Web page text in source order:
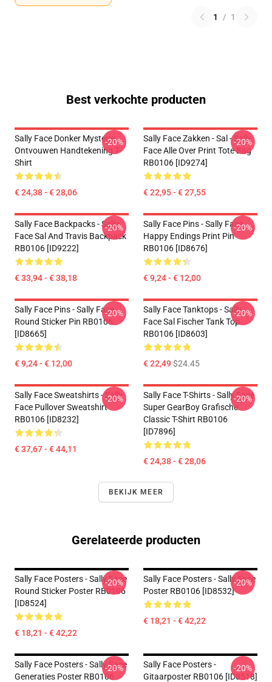
1 / 1
Best verkochte producten
Sally Face Donker Mysterie
Ontvouwen Handtekening T-
Shirt
€ 24,38 - € 28,06
-20%
Sally Face Zakken - Sal - Sally
Face Alle Over Print Tote Bag
RB0106 [ID9274]
€ 22,95 - € 27,55
-20%
Sally Face Backpacks - Sally
Face Sal And Travis Backpack
RB0106 [ID9222]
€ 33,94 - € 38,18
-20%
Sally Face Pins - Sally Face
Happy Endings Print Pin
RB0106 [ID8676]
€ 9,24 - € 12,00
-20%
Sally Face Pins - Sally Face
Round Sticker Pin RB0106
[ID8665]
€ 9,24 - € 12,00
-20%
Sally Face Tanktops - Sally
Face Sal Fischer Tank Top
RB0106 [ID8603]
€ 22,49$24.45
-20%
Sally Face Sweatshirts - Sally
Face Pullover Sweatshirt
RB0106 [ID8232]
€ 37,67 - € 44,11
-20%
Sally Face T-Shirts - Sally Face
Super GearBoy Grafische
Classic T-Shirt RB0106
[ID7896]
€ 24,38 - € 28,06
-20%
BEKIJK MEER
Gerelateerde producten
Sally Face Posters - Sally Face
Round Sticker Poster RB0106
[ID8524]
€ 18,21 - € 42,22
-20%
Sally Face Posters - Sally Face
Poster RB0106 [ID8532]
€ 18,21 - € 42,22
-20%
Sally Face Posters - Sally Face
Generaties Poster RB0106
-20%
Sally Face Posters -
Gitaarposter RB0106 [ID8518]
-20%